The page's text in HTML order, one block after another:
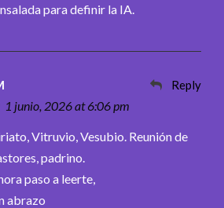
para definir la IA.
1 junio, 2026 at 6:06 pm
Reply
Vitruvio, Vesubio. Reunión de
padrino.
paso a leerte,
abrazo